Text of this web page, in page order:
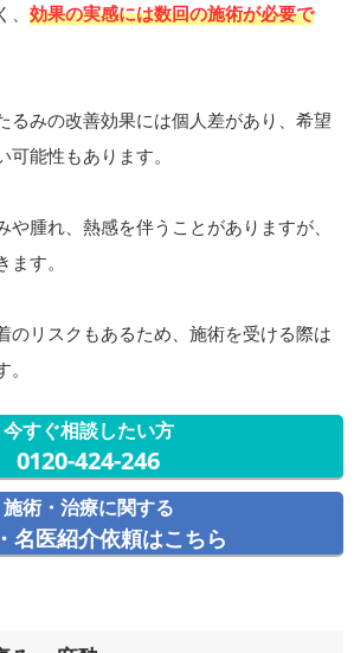
効果の実感には数回の施術が必要で
るみの改善効果には個人差があり、希望
能性もあります。
腫れ、熱感を伴うことがありますが、
す。
のリスクもあるため、施術を受ける際は
今すぐ相談したい方
0120-424-246
施術・治療に関する
名医紹介依頼はこちら